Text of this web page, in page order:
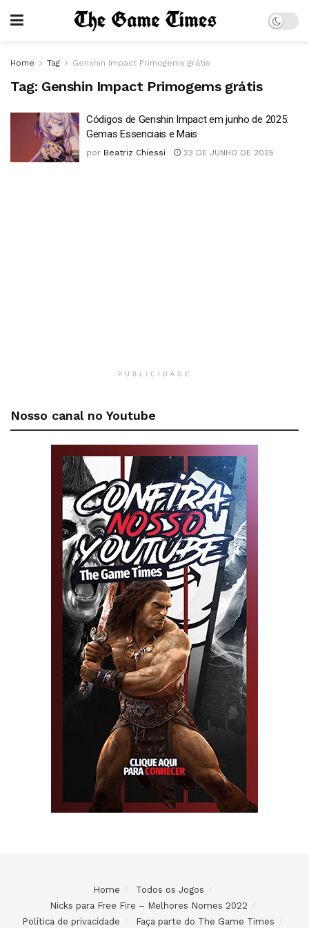
Home Tag Genshin Impact Primogems grátis
Tag: Genshin Impact Primogems grátis
Códigos de Genshin Impact em junho de 2025:
Gemas Essenciais e Mais
por Beatriz Chiessi 23 DE JUNHO DE 2025
PUBLICIDADE
Nosso canal no Youtube
Home
Todos os Jogos
Nicks para Free Fire – Melhores Nomes 2022
Política de privacidade
Faça parte do The Game Times